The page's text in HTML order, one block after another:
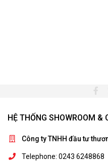
HỆ THỐNG SHOWROOM &
Công ty TNHH đầu tư
Telephone: 0243 6248868